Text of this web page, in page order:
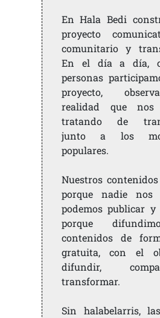
En Hala Bedi
proyecto
comunitario y
En el día a día,
personas
proyecto,
realidad que
tratando de
junto a los
populares.
Nuestros
porque nadie nos
podemos publicar
porque
contenidos de
gratuita, con el
difundir,
transformar.
Sin halabelarris,